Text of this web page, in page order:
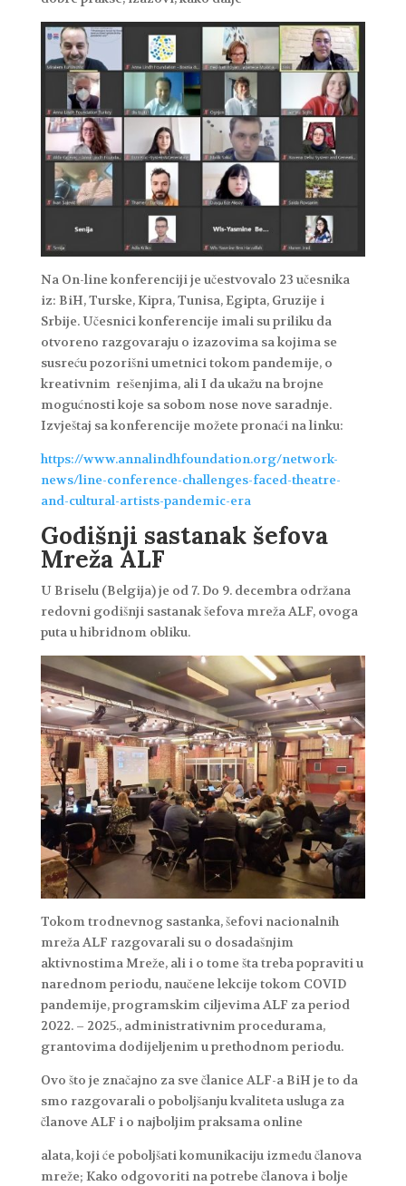
Na On-line konferenciji je učestvovalo 23 učesnika
iz: BiH, Turske, Kipra, Tunisa, Egipta, Gruzije i
Srbije. Učesnici konferencije imali su priliku da
otvoreno razgovaraju o izazovima sa kojima se
susreću pozorišni umetnici tokom pandemije, o
kreativnim rešenjima, ali I da ukažu na brojne
mogućnosti koje sa sobom nose nove saradnje.
Izvještaj sa konferencije možete pronaći na linku:
https://www.annalindhfoundation.org/network-
news/line-conference-challenges-faced-theatre-
and-cultural-artists-pandemic-era
Godišnji sastanak šefova
Mreža ALF
U Briselu (Belgija) je od 7. Do 9. decembra održana
redovni godišnji sastanak šefova mreža ALF, ovoga
puta u hibridnom obliku.
Tokom trodnevnog sastanka, šefovi nacionalnih
mreža ALF razgovarali su o dosadašnjim
aktivnostima Mreže, ali i o tome šta treba popraviti u
narednom periodu, naučene lekcije tokom COVID
pandemije, programskim ciljevima ALF za period
2022. – 2025., administrativnim procedurama,
grantovima dodijeljenim u prethodnom periodu.
Ovo što je značajno za sve članice ALF-a BiH je to da
smo razgovarali o poboljšanju kvaliteta usluga za
članove ALF i o najboljim praksama online
alata, koji će poboljšati komunikaciju između članova
mreže; Kako odgovoriti na potrebe članova i bolje